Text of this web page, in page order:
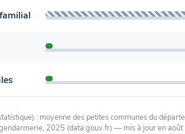
: moyenne des petites communes du
2025 (data.gouv.fr) — mis à jour en